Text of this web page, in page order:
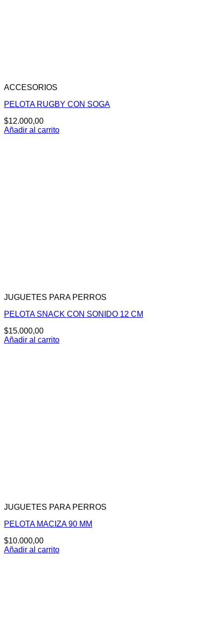
ACCESORIOS
PELOTA RUGBY CON SOGA
$12.000,00
Añadir al carrito
JUGUETES PARA PERROS
PELOTA SNACK CON SONIDO 12 CM
$15.000,00
Añadir al carrito
JUGUETES PARA PERROS
PELOTA MACIZA 90 MM
$10.000,00
Añadir al carrito